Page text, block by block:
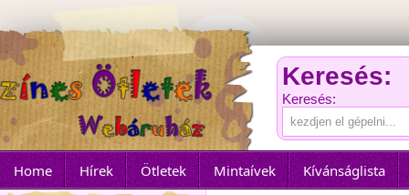
Keresés:
Keresés:
Home Hírek Ötletek Mintaívek
Kívánságlista